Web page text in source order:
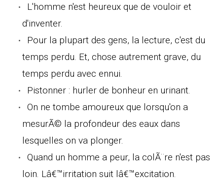
L'homme n'est heureux que de vouloir et
d'inventer.
Pour la plupart des gens, la lecture, c'est du
temps perdu. Et, chose autrement grave, du
temps perdu avec ennui.
Pistonner : hurler de bonheur en urinant.
On ne tombe amoureux que lorsqu'on a
mesurÃ© la profondeur des eaux dans
lesquelles on va plonger.
Quand un homme a peur, la colÃ¨re n'est pas
loin. Lâ€™irritation suit lâ€™excitation.